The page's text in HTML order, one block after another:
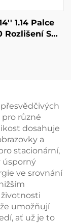
1.14 Palce
Rozlišení SPI
různé
dosahuje
a
stacionární,
úsporný
ve srovnání
umožňují
ať už je to